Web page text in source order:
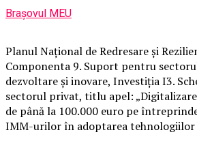
Brașovul MEU
Planul Naţional de Redresare și
Componenta 9. Suport pentru
dezvoltare și inovare, Investiţia I3.
sectorul privat, titlu apel:
de până la 100.000 euro pe
IMM-urilor în adoptarea tehnologiilor